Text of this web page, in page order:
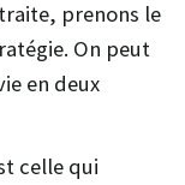
prenons le
On peut
en deux
celle qui